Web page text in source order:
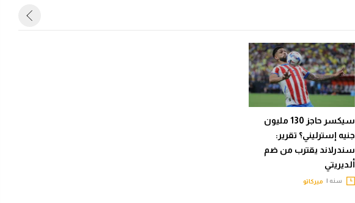
سيكسر حاجز 130 مليون
جنيه إسترليني؟ تقرير:
سندرلاند يقترب من ضم
ألديريتي
سنه | ميركاتو